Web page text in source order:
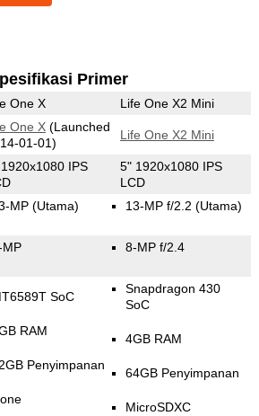
Primer
One X Life One X2 Mini
One X(Launched
01-01)
Life One X2 Mini
IPS
5" 1920x1080 IPS
LCD
MP (Utama) 13-MP f/2.2 (Utama)
8-MP f/2.4
SoC
RAM
Penyimpanan
Snapdragon 430
SoC
4GB RAM
64GB Penyimpanan
MicroSDXC